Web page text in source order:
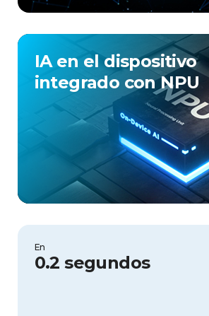
IA en el dispositivo
integrado con NPU​
En
0.2 segundos